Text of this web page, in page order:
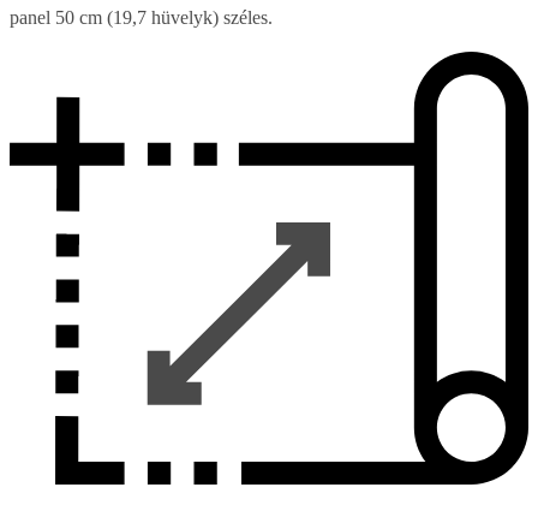
panel 50 cm (19,7 hüvelyk) széles.